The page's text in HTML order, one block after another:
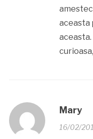
aceasta
Mary
16/02/